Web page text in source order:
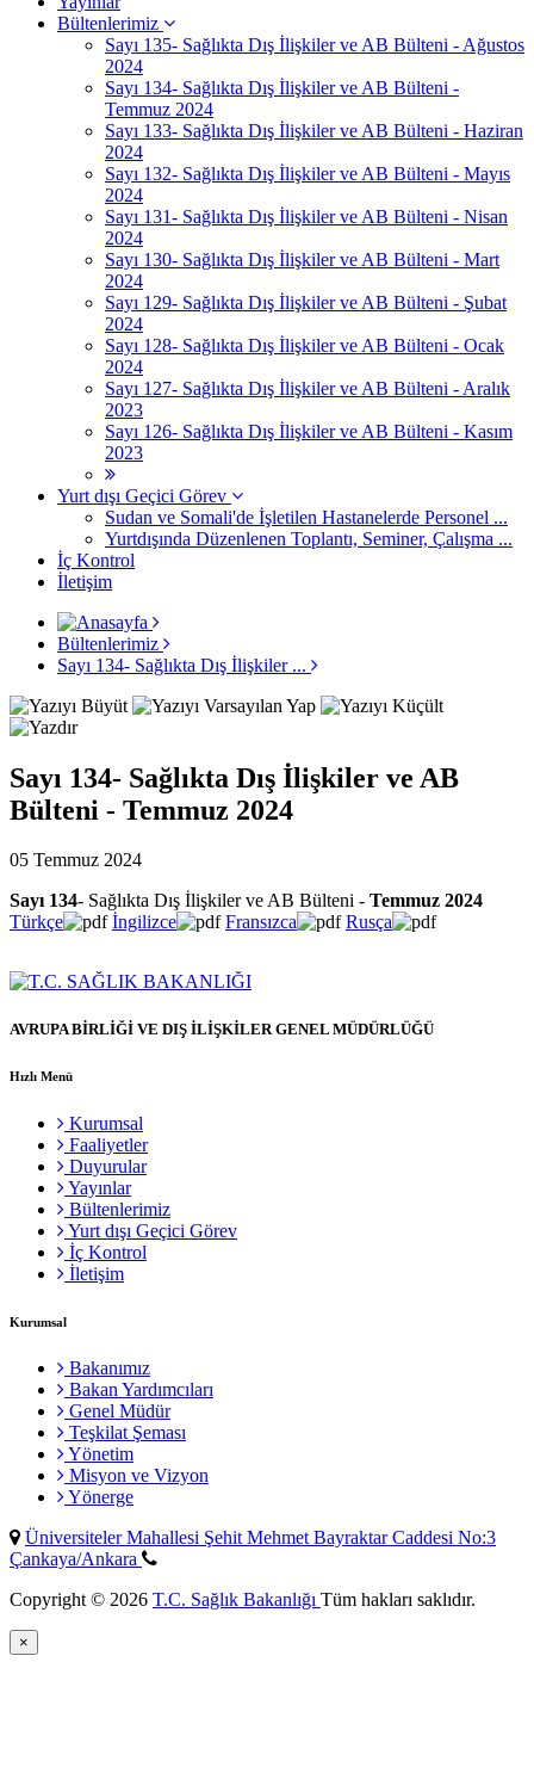
Bültenlerimiz
Sayı 135- Sağlıkta Dış İlişkiler ve AB Bülteni - Ağustos
2024
Sayı 134- Sağlıkta Dış İlişkiler ve AB Bülteni -
Temmuz 2024
Sayı 133- Sağlıkta Dış İlişkiler ve AB Bülteni - Haziran
2024
Sayı 132- Sağlıkta Dış İlişkiler ve AB Bülteni - Mayıs
2024
Sayı 131- Sağlıkta Dış İlişkiler ve AB Bülteni - Nisan
2024
Sayı 130- Sağlıkta Dış İlişkiler ve AB Bülteni - Mart
2024
Sayı 129- Sağlıkta Dış İlişkiler ve AB Bülteni - Şubat
2024
Sayı 128- Sağlıkta Dış İlişkiler ve AB Bülteni - Ocak
2024
Sayı 127- Sağlıkta Dış İlişkiler ve AB Bülteni - Aralık
2023
Sayı 126- Sağlıkta Dış İlişkiler ve AB Bülteni - Kasım
2023
Yurt dışı Geçici Görev
Sudan ve Somali'de İşletilen Hastanelerde Personel ...
Yurtdışında Düzenlenen Toplantı, Seminer, Çalışma ...
İç Kontrol
İletişim
Bültenlerimiz
Sayı 134- Sağlıkta Dış İlişkiler ...
Sayı 134- Sağlıkta Dış İlişkiler ve AB
Bülteni - Temmuz 2024
05 Temmuz 2024
Sayı 134- Sağlıkta Dış İlişkiler ve AB Bülteni - Temmuz 2024
Türkçe
İngilizce Fransızca Rusça
AVRUPA BİRLİĞİ VE DIŞ İLİŞKİLER GENEL MÜDÜRLÜĞÜ
Hızlı Menü
Kurumsal
Faaliyetler
Duyurular
Yayınlar
Bültenlerimiz
Yurt dışı Geçici Görev
İç Kontrol
İletişim
Kurumsal
Bakanımız
Bakan Yardımcıları
Genel Müdür
Teşkilat Şeması
Yönetim
Misyon ve Vizyon
Yönerge
Üniversiteler Mahallesi Şehit Mehmet Bayraktar Caddesi No:3
Çankaya/Ankara
Copyright © 2026 T.C. Sağlık Bakanlığı Tüm hakları saklıdır.
×